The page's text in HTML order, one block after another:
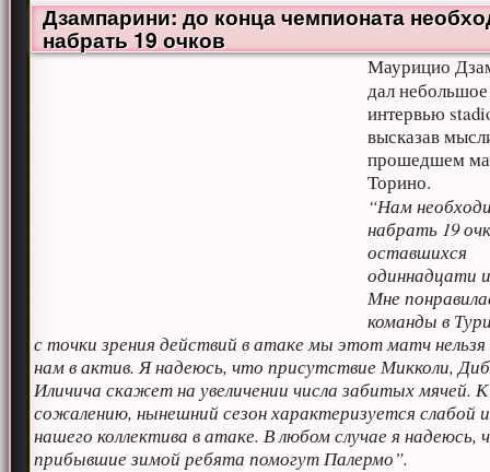
Дзампарини: до конца чемпионата
набрать 19 очков
Маурицио
дал небольшое
интервью
высказав
прошедшем
Торино.
“Нам
набрать 19
оставшихся
одиннадцати
Мне
команды в
с точки зрения действий в атаке мы этот матч
нам в актив. Я надеюсь, что присутствие Микколи,
Иличича скажет на увеличении числа забитых мячей. К
сожалению, нынешний сезон характеризуется слабой
нашего коллектива в атаке. В любом случае я надеюсь,
прибывшие зимой ребята помогут Палермо”.